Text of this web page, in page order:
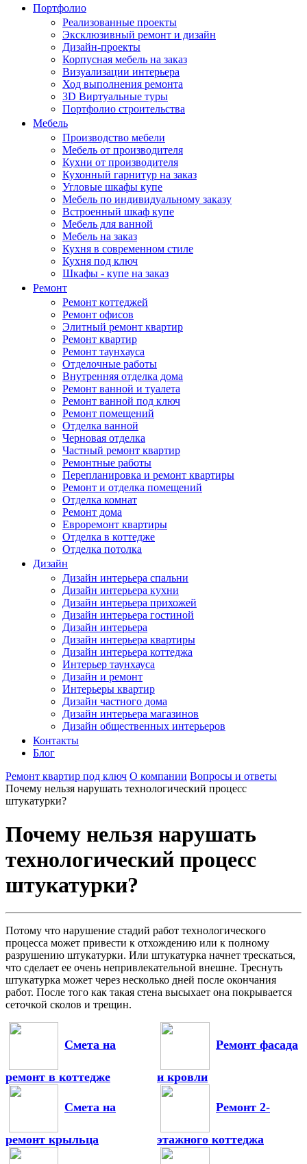
Портфолио
Реализованные проекты
Эксклюзивный ремонт и дизайн
Дизайн-проекты
Корпусная мебель на заказ
Визуализации интерьера
Ход выполнения ремонта
3D Виртуальные туры
Портфолио строительства
Мебель
Производство мебели
Мебель от производителя
Кухни от производителя
Кухонный гарнитур на заказ
Угловые шкафы купе
Мебель по индивидуальному заказу
Встроенный шкаф купе
Мебель для ванной
Мебель на заказ
Кухня в современном стиле
Кухня под ключ
Шкафы - купе на заказ
Ремонт
Ремонт коттеджей
Ремонт офисов
Элитный ремонт квартир
Ремонт квартир
Ремонт таунхауса
Отделочные работы
Внутренняя отделка дома
Ремонт ванной и туалета
Ремонт ванной под ключ
Ремонт помещений
Отделка ванной
Черновая отделка
Частный ремонт квартир
Ремонтные работы
Перепланировка и ремонт квартиры
Ремонт и отделка помещений
Отделка комнат
Ремонт дома
Евроремонт квартиры
Отделка в коттедже
Отделка потолка
Дизайн
Дизайн интерьера спальни
Дизайн интерьера кухни
Дизайн интерьера прихожей
Дизайн интерьера гостиной
Дизайн интерьера
Дизайн интерьера квартиры
Дизайн интерьера коттеджа
Интерьер таунхауса
Дизайн и ремонт
Интерьеры квартир
Дизайн частного дома
Дизайн интерьера магазинов
Дизайн общественных интерьеров
Контакты
Блог
Ремонт квартир под ключ О компании Вопросы и ответы
Почему нельзя нарушать технологический процесс
штукатурки?
Почему нельзя нарушать
технологический процесс
штукатурки?
Потому что нарушение стадий работ технологического
процесса может привести к отхождению или к полному
разрушению штукатурки. Или штукатурка начнет трескаться,
что сделает ее очень непривлекательной внешне. Треснуть
штукатурка может через несколько дней после окончания
работ. После того как такая стена высыхает она покрывается
сеточкой сколов и трещин.
Смета на
ремонт в коттедже
Ремонт фасада
и кровли
Смета на
ремонт крыльца
Ремонт 2-
этажного коттеджа